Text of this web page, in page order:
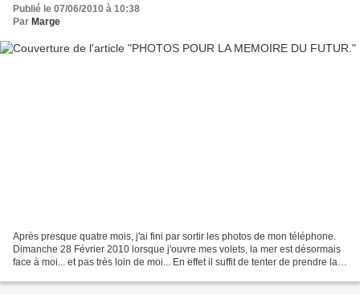
Publié le 07/06/2010 à 10:38
Par Marge
Après presque quatre mois, j'ai fini par sortir les photos de mon téléphone.
Dimanche 28 Février 2010 lorsque j'ouvre mes volets, la mer est désormais
face à moi... et pas très loin de moi... En effet il suffit de tenter de prendre la